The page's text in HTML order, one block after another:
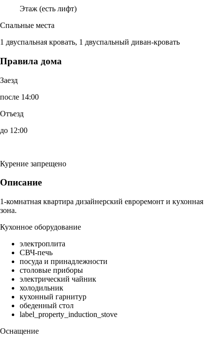
Этаж (есть лифт)
Спальные места
1 двуспальная кровать, 1 двуспальный диван-кровать
Правила дома
Заезд
после 14:00
Отъезд
до 12:00
Курение запрещено
Описание
1-комнатная квартира дизайнерский евроремонт и кухонная
зона.
Кухонное оборудование
электроплита
СВЧ-печь
посуда и принадлежности
столовые приборы
электрический чайник
холодильник
кухонный гарнитур
обеденный стол
label_property_induction_stove
Оснащение